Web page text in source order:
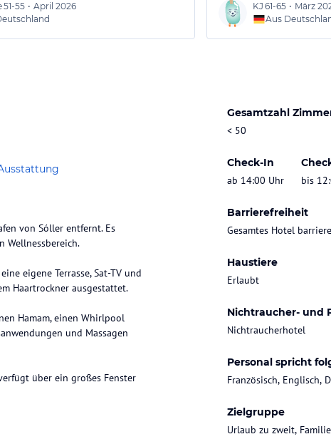
51-55 • April 2026
KJ 61-65 • März
Aus
Gesamtzahl
< 50
Check-In
ab 14:00 Uhr
bis
Barrierefreiheit
Gesamtes Hotel
Haustiere
Erlaubt
Nichtraucher- und
Nichtraucherhotel
Personal spricht
Französisch, Englisch,
Zielgruppe
Urlaub zu zweit, Familie
von Sóller entfernt. Es
Wellnessbereich.
eigene Terrasse, Sat-TV und
Haartrockner ausgestattet.
Hamam, einen Whirlpool
und Massagen
über ein großes Fenster